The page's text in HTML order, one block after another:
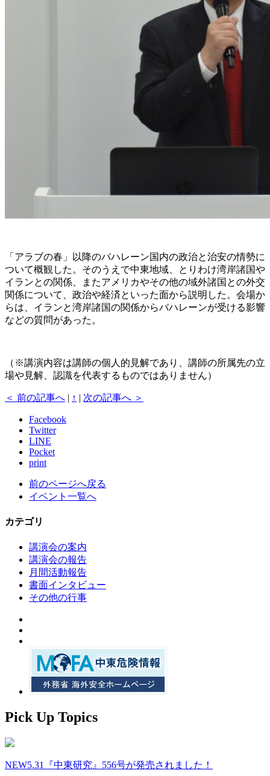
「アラブの春」以降のバハレーン国内の政治と治安の情勢に
ついて概観した。そのうえで中東地域、とりわけ湾岸諸国や
イランとの関係、またアメリカやその他の域外諸国との外交
関係について、政治や経済といった面から説明した。会場か
らは、イランと湾岸諸国の関係からバハレーンが受ける影響
などの質問があった。
（※講演内容は講師の個人的見解であり、講師の所属先の立
場や見解、認識を代表するものではありません）
＜ 前の記事へ | ↑ | 次の記事へ ＞
Facebook
Twitter
LINE
Pocket
print
前のページへ戻る
イベント一覧へ
カテゴリ
講演会の案内
講演会の報告
月間活動報告
書面インタビュー
その他の行事
Pick Up Topics
NEW5.31『中東研究』556号が発売されました！